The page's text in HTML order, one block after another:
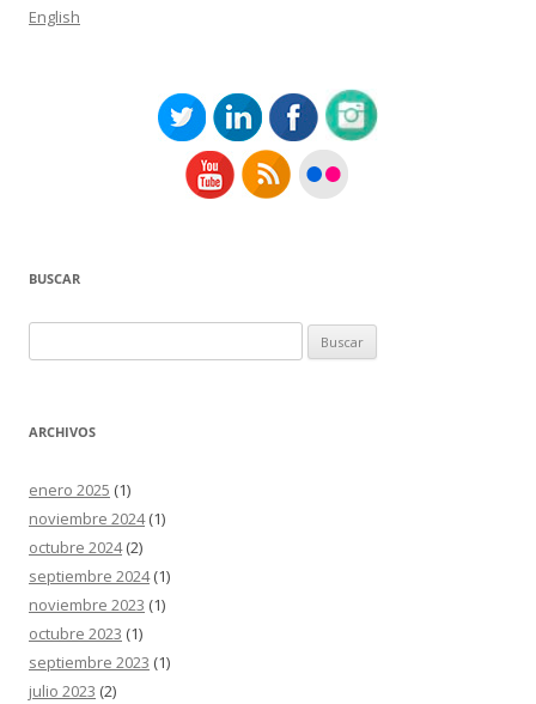
English
BUSCAR
ARCHIVOS
enero 2025 (1)
noviembre 2024(1)
octubre 2024(2)
septiembre 2024(1)
noviembre 2023 (1)
octubre 2023 (1)
septiembre 2023 (1)
julio 2023 (2)